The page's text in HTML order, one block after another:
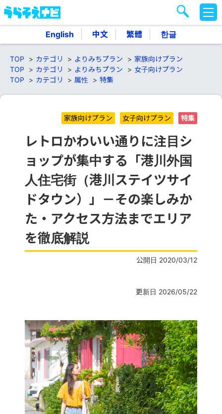
English 中文 繁體 한글
M
E
TOP カテゴリ よりみちプラン
家族向けプラン
TOP
カテゴリ よりみちプラン
女子向けプラン
TOP
カテゴリ 属性 特集
家族向けプラン 女子向けプラン 特集
レトロかわいい通りに注目シ
ョップが集中する「港川外国
人住宅街（港川ステイツサイ
ドタウン）」－その楽しみか
た・アクセス方法までエリア
を徹底解説
公開日 2020/03/12
更新日 2026/05/22